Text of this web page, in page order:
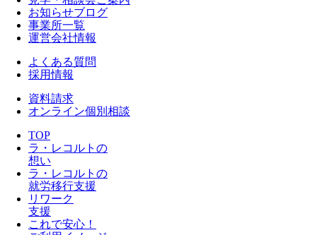
お知らせブログ
事業所一覧
運営会社情報
よくある質問
採用情報
資料請求
オンライン個別相談
TOP
ラ・レコルトの
想い
ラ・レコルトの
就労移行支援
リワーク
支援
これで安心！